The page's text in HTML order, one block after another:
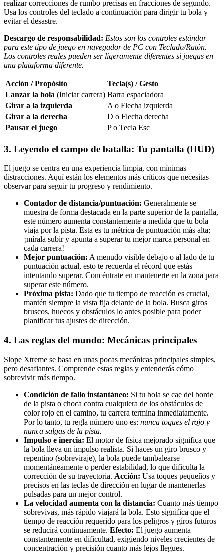
realizar correcciones de rumbo precisas en fracciones de segundo.
Usa los controles del teclado a continuación para dirigir tu bola y
evitar el desastre.
Descargo de responsabilidad: Estos son los controles estándar
para este tipo de juego en navegador de PC con Teclado/Ratón.
Los controles reales pueden ser ligeramente diferentes si juegas en
una plataforma diferente.
Acción / Propósito
Tecla(s) / Gesto
Lanzar la bola (Iniciar carrera) Barra espaciadora
Girar a la izquierda
A o Flecha izquierda
Girar a la derecha
D o Flecha derecha
Pausar el juego
P o Tecla Esc
3. Leyendo el campo de batalla: Tu pantalla (HUD)
El juego se centra en una experiencia limpia, con mínimas
distracciones. Aquí están los elementos más críticos que necesitas
observar para seguir tu progreso y rendimiento.
Contador de distancia/puntuación: Generalmente se
muestra de forma destacada en la parte superior de la pantalla,
este número aumenta constantemente a medida que tu bola
viaja por la pista. Esta es tu métrica de puntuación más alta;
¡mírala subir y apunta a superar tu mejor marca personal en
cada carrera!
Mejor puntuación: A menudo visible debajo o al lado de tu
puntuación actual, esto te recuerda el récord que estás
intentando superar. Concéntrate en mantenerte en la zona para
superar este número.
Próxima pista: Dado que tu tiempo de reacción es crucial,
mantén siempre la vista fija delante de la bola. Busca giros
bruscos, huecos y obstáculos lo antes posible para poder
planificar tus ajustes de dirección.
4. Las reglas del mundo: Mecánicas principales
Slope Xtreme se basa en unas pocas mecánicas principales simples,
pero desafiantes. Comprende estas reglas y entenderás cómo
sobrevivir más tiempo.
Condición de fallo instantáneo: Si tu bola se cae del borde
de la pista o choca contra cualquiera de los obstáculos de
color rojo en el camino, tu carrera termina inmediatamente.
Por lo tanto, tu regla número uno es: nunca toques el rojo y
nunca salgas de la pista.
Impulso e inercia: El motor de física mejorado significa que
la bola lleva un impulso realista. Si haces un giro brusco y
repentino (sobreviraje), la bola puede tambalearse
momentáneamente o perder estabilidad, lo que dificulta la
corrección de su trayectoria. Acción: Usa toques pequeños y
precisos en las teclas de dirección en lugar de mantenerlas
pulsadas para un mejor control.
La velocidad aumenta con la distancia: Cuanto más tiempo
sobrevivas, más rápido viajará la bola. Esto significa que el
tiempo de reacción requerido para los peligros y giros futuros
se reducirá continuamente. Efecto: El juego aumenta
constantemente en dificultad, exigiendo niveles crecientes de
concentración y precisión cuanto más lejos llegues.